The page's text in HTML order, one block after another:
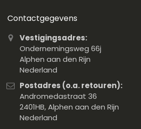
Contactgegevens
Vestigingsadres:
Ondernemingsweg 66j
Alphen aan den Rijn
Nederland
Postadres (o.a. retouren):
Andromedastraat 36
2401HB, Alphen aan den Rijn
Nederland